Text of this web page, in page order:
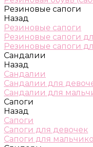
Резиновые сапоги
Назад
Резиновые сапоги
Резиновые сапоги
Резиновые сапоги
Сандалии
Назад
Сандалии
Сандалии для
Сандалии для
Сапоги
Назад
Сапоги
Сапоги для девочек
Сапоги для